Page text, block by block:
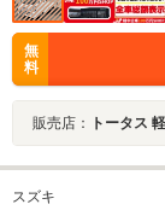
無
料
販売店： トータス
スズキ